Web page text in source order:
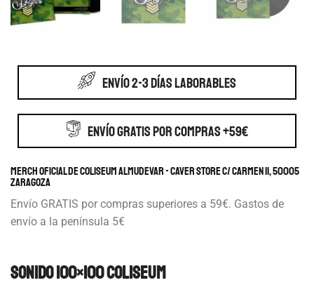
ENVÍO 2-3 DÍAS LABORABLES
ENVÍO GRATIS POR COMPRAS +59€
Merch Oficial de Coliseum Almudevar - Caver store c/ Carmen 11, 50005
Zaragoza
Envío GRATIS por compras superiores a 59€. Gastos de
envío a la península 5€
Sonido 100×100 Coliseum